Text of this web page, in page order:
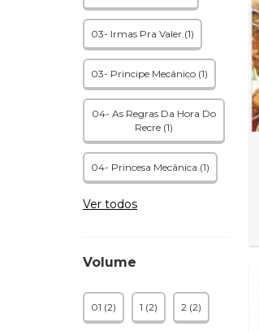
03- Irmas Pra Valer (1)
03- Principe Mecânico (1)
04- As Regras Da Hora Do
Recre (1)
04- Princesa Mecânica (1)
Ver todos
Volume
01 (2) 1 (2) 2 (2)